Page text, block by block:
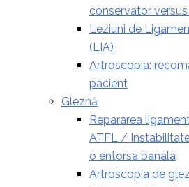
conservator
Leziuni de
(LIA)
Artroscopia:
pacient
Gleznă
Repararea
ATFL /
o entorsa banala
Artroscopia de